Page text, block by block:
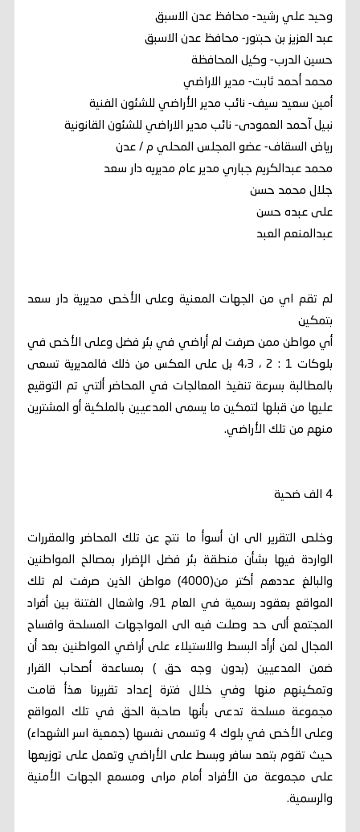
وحيد علي رشيد- محافظ عدن الاسبق
عبد العزيز بن حبتور- محافظ عدن الاسبق
حسين الدرب- وكيل المحافظة
محمد أحمد ثابت- مدير الاراضي
أمين سعيد سيف- نائب مدير الأراضي للشئون الفنية
نبيل آحمد العمودى- نائب مدير الاراضي للشئون القانونية
رياض السقاف- عضو المجلس المحلي م / عدن
محمد عبدالكريم جباري مدير عام مديريه دار سعد
جلال محمد حسن
على عبده حسن
عبدالمنعم العبد
لم تقم اي من الجهات المعنية وعلى الأخص مديرية دار سعد
بتمكين
أي مواطن ممن صرفت لم أراضي في بئر فضل وعلى الأخص في
بلوكات 1 : 2 ، 4،3 بل على العكس من ذلك فالمديرية تسعى
بالمطالبة بسرعة تنفيذ المعالجات في المحاضر ألتي تم التوقيع
عليها من قبلها لتمكين ما يسمى المدعيين بالملكية أو المشترين
منهم من تلك الأراضي.
4 الف ضحية
وخلص التقرير الى ان أسوأ ما نتج عن تلك المحاضر والمقررات
الواردة فيها بشأن منطقة بئر فضل الإضرار بمصالح المواطنين
والبالغ عددهم أكتر من(4000) مواطن الذين صرفت لم تلك
المواقع بعقود رسمية في العام 91، واشعال الفتنة بين أفراد
المجتمع ألى حد وصلت فيه الى المواجهات المسلحة وافساح
المجال لمن أرأد البسط والاستيلاء على أراضي المواطنين بعد أن
ضمن المدعيين (بدون وجه حق ) بمساعدة أصحاب القرار
وتمكينهم منها وفي خلال فترة إعداد تقريرنا هذأ قامت
مجموعة مسلحة تدعى بأنها صاحبة الحق في تلك المواقع
وعلى الأخص في بلوك 4 وتسمى نفسها (جمعية اسر الشهداء)
حيث تقوم بتعد سافر وبسط على الأراضي وتعمل على توزيعها
على مجموعة من الأفراد أمام مراى ومسمع الجهات الأمنية
والرسمية.